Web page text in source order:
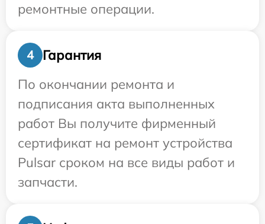
ремонтные операции.
4
Гарантия
По окончании ремонта и
подписания акта выполненных
работ Вы получите фирменный
сертификат на ремонт устройства
Pulsar сроком на все виды работ и
запчасти.